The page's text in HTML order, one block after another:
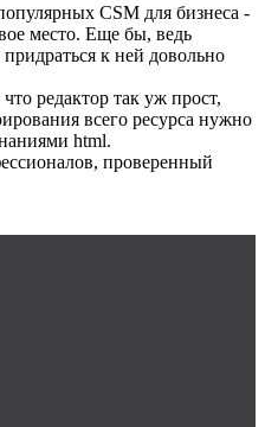
CSM для бизнеса -
место. Еще бы, ведь
к ней довольно
редактор так уж прост,
всего ресурса нужно
html.
проверенный